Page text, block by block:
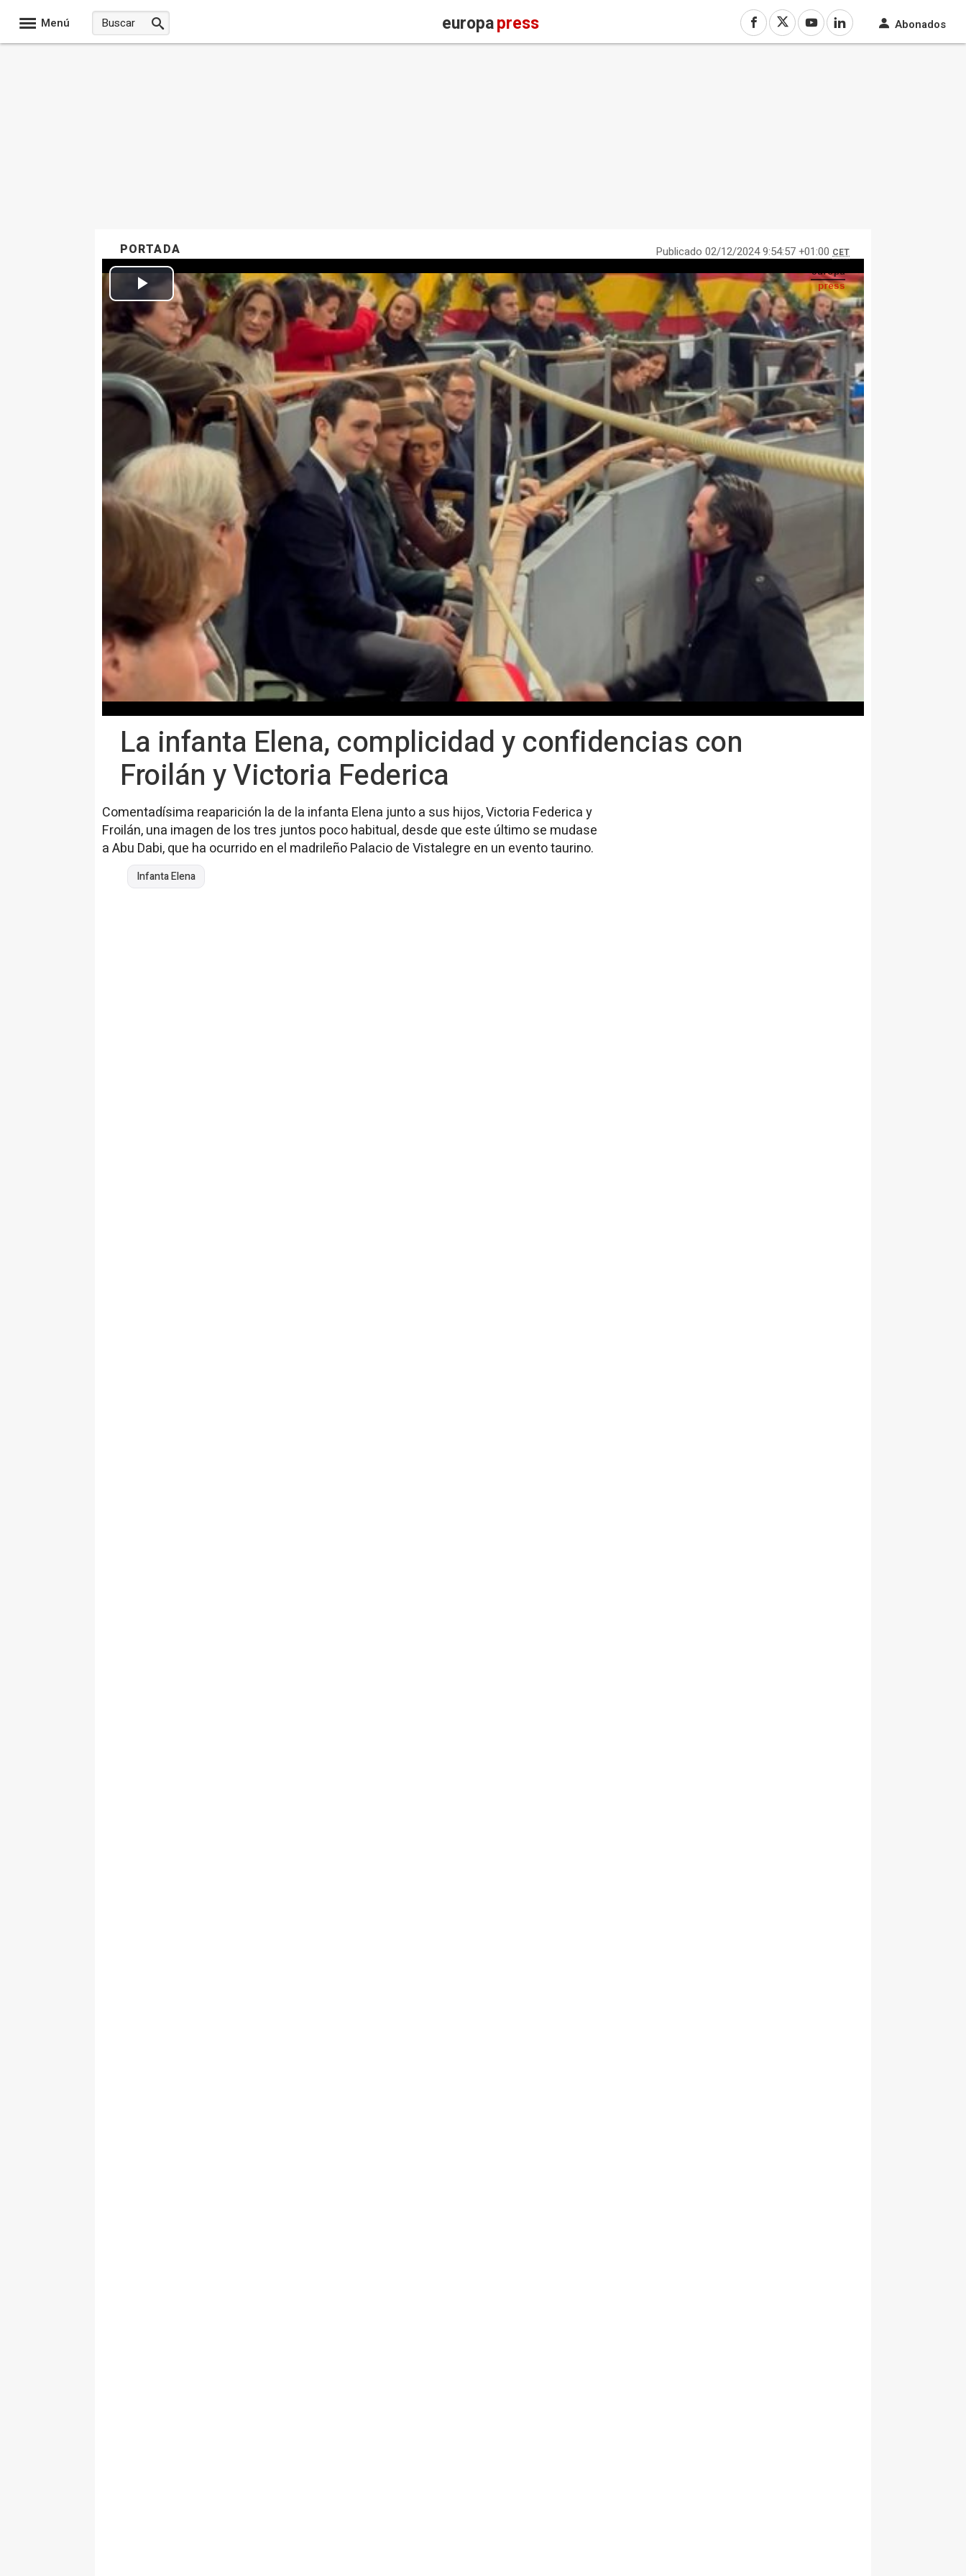
Menú europapress Abonados
PORTADA Publicado 02/12/2024 9:54:57 +01:00 CET
La infanta Elena, complicidad y confidencias con
Froilán y Victoria Federica
Comentadísima reaparición la de la infanta Elena junto a sus hijos, Victoria Federica y
Froilán, una imagen de los tres juntos poco habitual, desde que este último se mudase
a Abu Dabi, que ha ocurrido en el madrileño Palacio de Vistalegre en un evento taurino.
Infanta Elena